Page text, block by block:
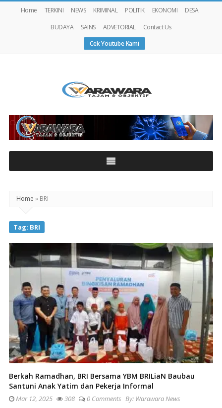
Home TERKINI NEWS KRIMINAL POLITIK EKONOMI
DESA
BUDAYA
SAINS ADVETORIAL
Contact Us
Cek Youtube Kami
Warawaranews
Home » BRI
Tag: BRI
Berkah Ramadhan, BRI Bersama YBM BRILiaN Baubau
Santuni Anak Yatim dan Pekerja Informal
Mar 12, 2025 308 0 Comments By: Warawara News